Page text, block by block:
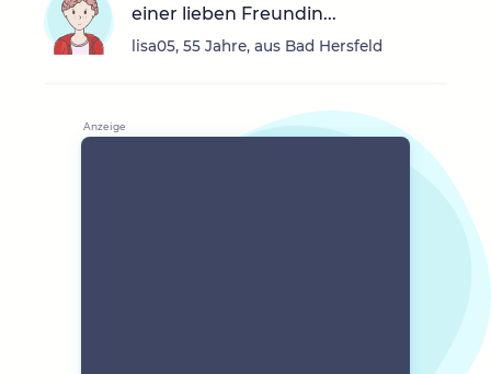
einer lieben Freundin...
lisa05, 55 Jahre, aus Bad Hersfeld